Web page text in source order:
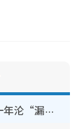
“居屋王”启德启悦苑入伙不足一年沦“漏水之王”！插座喷火花致大停电 多户业主全屋家电报废